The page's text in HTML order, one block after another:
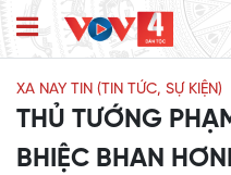
XA NAY TIN (TIN TỨC, SỰ KIỆN)
THỦ TƯỚNG
BHIỆC BHAN